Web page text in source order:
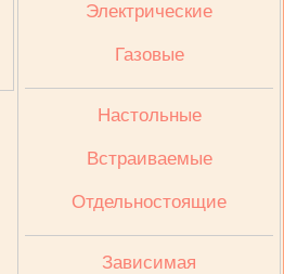
Электрические
Газовые
Настольные
Встраиваемые
Отдельностоящие
Зависимая